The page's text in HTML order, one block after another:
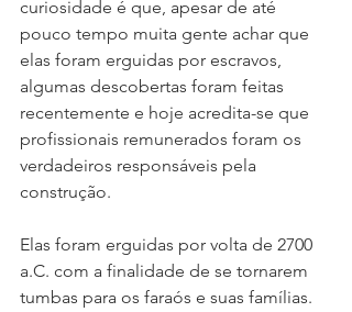
curiosidade é que, apesar de até
pouco tempo muita gente achar que
elas foram erguidas por escravos,
algumas descobertas foram feitas
recentemente e hoje acredita-se que
profissionais remunerados foram os
verdadeiros responsáveis pela
construção.
Elas foram erguidas por volta de 2700
a.C. com a finalidade de se tornarem
tumbas para os faraós e suas famílias.